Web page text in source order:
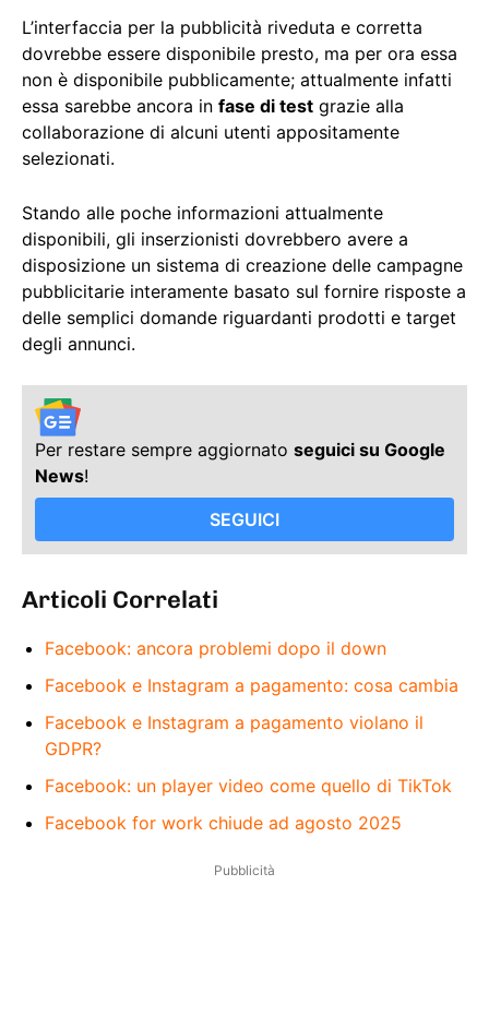
L’interfaccia per la pubblicità riveduta e corretta
dovrebbe essere disponibile presto, ma per ora essa
non è disponibile pubblicamente; attualmente infatti
essa sarebbe ancora in fase di test grazie alla
collaborazione di alcuni utenti appositamente
selezionati.
Stando alle poche informazioni attualmente
disponibili, gli inserzionisti dovrebbero avere a
disposizione un sistema di creazione delle campagne
pubblicitarie interamente basato sul fornire risposte a
delle semplici domande riguardanti prodotti e target
degli annunci.
Per restare sempre aggiornato seguici su Google
News!
SEGUICI
Articoli Correlati
Facebook: ancora problemi dopo il down
Facebook e Instagram a pagamento: cosa cambia
Facebook e Instagram a pagamento violano il
GDPR?
Facebook: un player video come quello di TikTok
Facebook for work chiude ad agosto 2025
Pubblicità